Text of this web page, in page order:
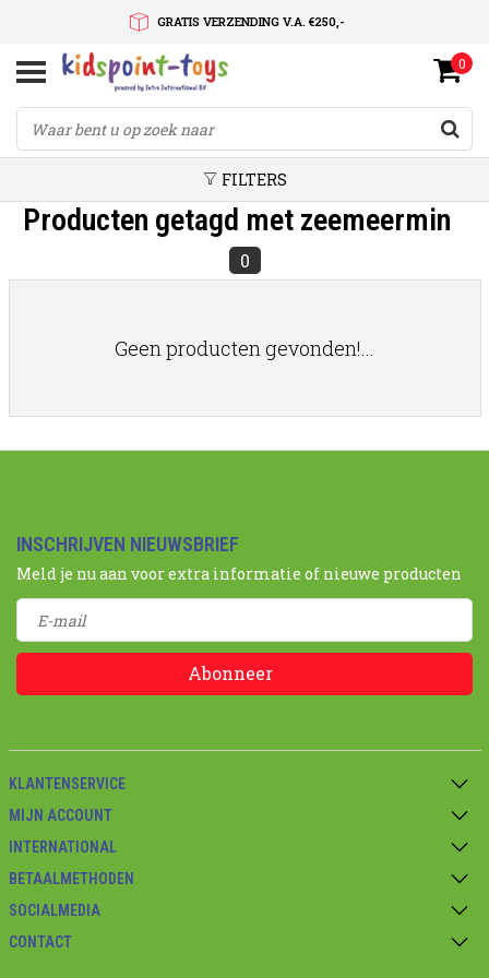
GRATIS VERZENDING V.A. €250,-
SNELLE LEVERTIJD
SERVICE OP MAAT
0
FILTERS
Producten getagd met zeemeermin
0
Geen producten gevonden!...
INSCHRIJVEN NIEUWSBRIEF
Meld je nu aan voor extra informatie of nieuwe producten
Abonneer
KLANTENSERVICE
MIJN ACCOUNT
INTERNATIONAL
BETAALMETHODEN
SOCIALMEDIA
CONTACT